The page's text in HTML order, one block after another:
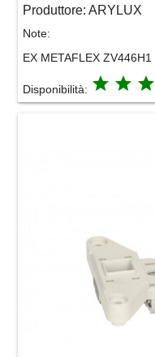
Produttore: ARYLUX
Note:
EX METAFLEX ZV446H1
Disponibilità: grade grade grade